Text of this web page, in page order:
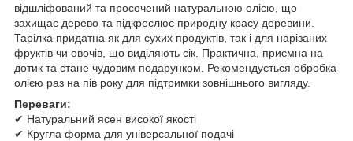
відшліфований та просочений натуральною олією, що
захищає дерево та підкреслює природну красу деревини.
Тарілка придатна як для сухих продуктів, так і для нарізаних
фруктів чи овочів, що виділяють сік. Практична, приємна на
дотик та стане чудовим подарунком. Рекомендується обробка
олією раз на пів року для підтримки зовнішнього вигляду.
Переваги:
✔ Натуральний ясен високої якості
✔ Кругла форма для універсальної подачі